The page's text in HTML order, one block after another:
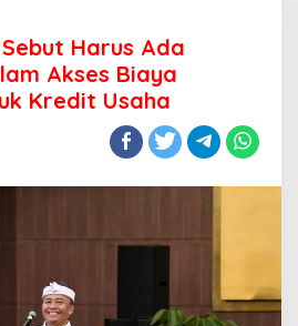
Harus
Ada
Kemudahan
Dalam
Harus Ada
Akses Biaya
Kredit Usaha